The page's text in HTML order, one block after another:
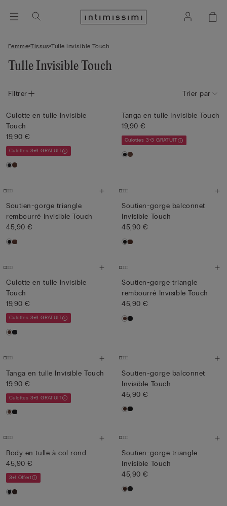
Femme Tissus Tulle Invisible Touch
Tulle Invisible Touch
Filtrer Trier par
Culotte en tulle Invisible
Touch
19,90 €
Culottes 3+3 GRATUIT
Tanga en tulle Invisible Touch
19,90 €
Culottes 3+3 GRATUIT
Soutien-gorge triangle
rembourré Invisible Touch
45,90 €
Soutien-gorge balconnet
Invisible Touch
45,90 €
Culotte en tulle Invisible
Touch
19,90 €
Culottes 3+3 GRATUIT
Soutien-gorge triangle
rembourré Invisible Touch
45,90 €
Tanga en tulle Invisible Touch
19,90 €
Culottes 3+3 GRATUIT
Soutien-gorge balconnet
Invisible Touch
45,90 €
Body en tulle à col rond
45,90 €
3+1 Offert
Soutien-gorge triangle
Invisible Touch
45,90 €